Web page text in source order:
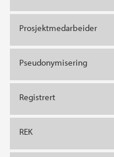
Prosjektmedarbeider
Pseudonymisering
Registrert
REK